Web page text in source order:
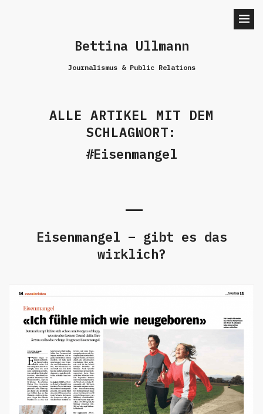
Bettina Ullmann
Journalismus & Public Relations
ALLE ARTIKEL MIT DEM
SCHLAGWORT:
Eisenmangel
Eisenmangel – gibt es das
wirklich?